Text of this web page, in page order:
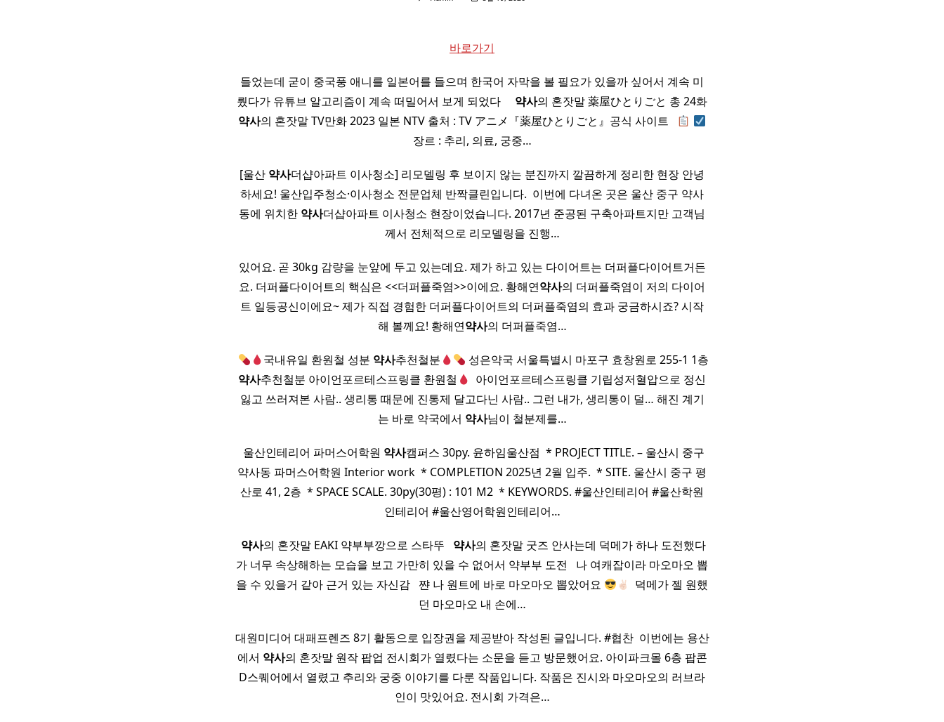
바로가기
들었는데 굳이 중국풍 애니를 일본어를 들으며 한국어 자막을 볼 필요가 있을까 싶어서 계속 미
뤘다가 유튜브 알고리즘이 계속 떠밀어서 보게 되었다 ​ ​ ​ ​ 약사의 혼잣말 薬屋ひとりごと 총 24화
약사의 혼잣말 TV만화 2023 일본 NTV 출처 : TV アニメ『薬屋ひとりごと』공식 사이트 ​ ​
장르 : 추리, 의료, 궁중…
[울산 약사더샵아파트 이사청소] 리모델링 후 보이지 않는 분진까지 깔끔하게 정리한 현장 안녕
하세요! 울산입주청소·이사청소 전문업체 반짝클린입니다. ​ 이번에 다녀온 곳은 울산 중구 약사
동에 위치한 약사더샵아파트 이사청소 현장이었습니다. 2017년 준공된 구축아파트지만 고객님
께서 전체적으로 리모델링을 진행…
있어요. 곧 30kg 감량을 눈앞에 두고 있는데요. 제가 하고 있는 다이어트는 더퍼플다이어트거든
요. 더퍼플다이어트의 핵심은 <<더퍼플죽염>>이에요. 황해연약사의 더퍼플죽염이 저의 다이어
트 일등공신이에요~ 제가 직접 경험한 더퍼플다이어트의 더퍼플죽염의 효과 궁금하시죠? 시작
해 볼께요! 황해연약사의 더퍼플죽염…
국내유일 환원철 성분 약사추천철분
성은약국 서울특별시 마포구 효창원로 255-1 1층
약사추천철분 아이언포르테스프링클 환원철
​ 아이언포르테스프링클 기립성저혈압으로 정신
잃고 쓰러져본 사람.. 생리통 때문에 진통제 달고다닌 사람.. 그런 내가, 생리통이 덜… 해진 계기
는 바로 약국에서 약사님이 철분제를…
​ 울산인테리어 파머스어학원 약사캠퍼스 30py. 윤하임울산점 ​ * PROJECT TITLE. – 울산시 중구
약사동 파머스어학원 Interior work ​ * COMPLETION 2025년 2월 입주. ​ * SITE. 울산시 중구 평
산로 41, 2층 ​ * SPACE SCALE. 30py(30평) : 101 M2 ​ * KEYWORDS. #울산인테리어 #울산학원
인테리어 #울산영어학원인테리어…
약사의 혼잣말 EAKI 약부부깡으로 스타뚜 ​ ​ 약사의 혼잣말 굿즈 안사는데 덕메가 하나 도전했다
가 너무 속상해하는 모습을 보고 가만히 있을 수 없어서 약부부 도전 ​ ​ 나 여캐잡이라 마오마오 뽑
을 수 있을거 같아 근거 있는 자신감 ​ ​ 쨘 나 원트에 바로 마오마오 뽑았어요
​ 덕메가 젤 원했
던 마오마오 내 손에…
대원미디어 대패프렌즈 8기 활동으로 입장권을 제공받아 작성된 글입니다. #협찬 ​ 이번에는 용산
에서 약사의 혼잣말 원작 팝업 전시회가 열렸다는 소문을 듣고 방문했어요. 아이파크몰 6층 팝콘
D스퀘어에서 열렸고 추리와 궁중 이야기를 다룬 작품입니다. 작품은 진시와 마오마오의 러브라
인이 맛있어요. 전시회 가격은…